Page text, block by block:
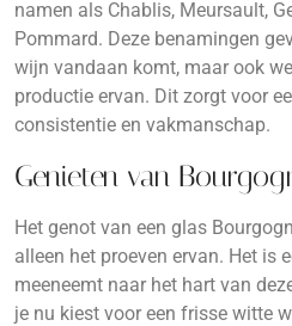
namen als Chablis, Meursault,
Pommard. Deze benamingen
wijn vandaan komt, maar ook
productie ervan. Dit zorgt voor
consistentie en vakmanschap.
Genieten van
Het genot van een glas
alleen het proeven ervan. Het is
meeneemt naar het hart van
je nu kiest voor een frisse witte